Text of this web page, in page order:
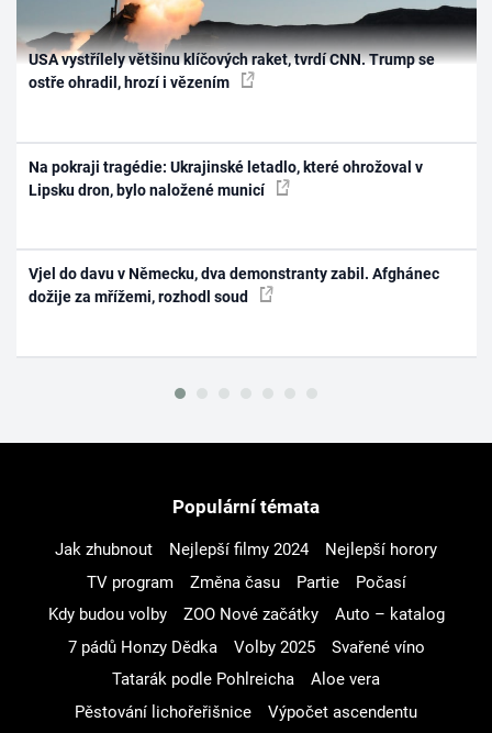
USA vystřílely většinu klíčových raket, tvrdí CNN. Trump se
ostře ohradil, hrozí i vězením
Na pokraji tragédie: Ukrajinské letadlo, které ohrožoval v
Lipsku dron, bylo naložené municí
Vjel do davu v Německu, dva demonstranty zabil. Afghánec
dožije za mřížemi, rozhodl soud
Populární témata
Jak zhubnout Nejlepší filmy 2024
Nejlepší horory
TV program
Změna času Partie
Počasí
Kdy budou volby
ZOO Nové začátky
Auto – katalog
7 pádů Honzy Dědka
Volby 2025
Svařené víno
Tatarák podle Pohlreicha
Aloe vera
Pěstování lichořeřišnice
Výpočet ascendentu